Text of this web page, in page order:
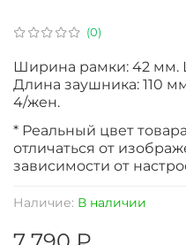
(0)
Наличие: В наличии
Ширина рамки: 42 мм.
Длина заушника: 110
4/жен.
* Реальный цвет
отличаться от
зависимости от